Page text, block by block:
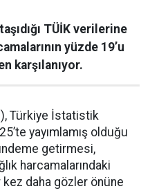
TÜİK verilerine
yüzde 19’u
karşılanıyor.
Türkiye İstatistik
yayımlamış olduğu
getirmesi,
harcamalarındaki
kez daha gözler önüne